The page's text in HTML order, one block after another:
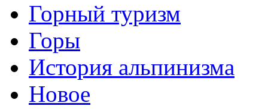
Горный туризм
Горы
История альпинизма
Новое